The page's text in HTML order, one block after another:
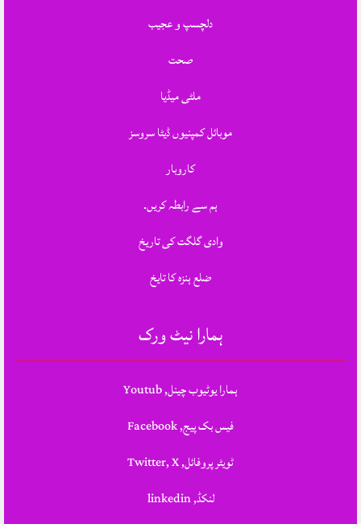
دلچسپ و عجیب
صحت
ملٹی میڈیا
موبائل کمپنیوں ڈیٹا سروسز
کاروبار
ہم سے رابطہ کریں.
وادی گلگت کی تاریخ
ضلع ہنزہ کا تایخ
ہمارا نیٹ ورک
ہمارا یوٹیوب چینل, Youtub
فیس بک پیج, Facebook
ٹویٹر پروفائل, Twitter, X
لنکڈ, linkedin